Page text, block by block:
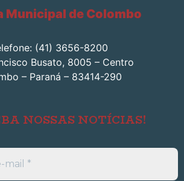
Municipal de Colombo
(41) 3656-8200
Busato, 8005 – Centro
– Paraná – 83414-290
NOSSAS NOTÍCIAS!